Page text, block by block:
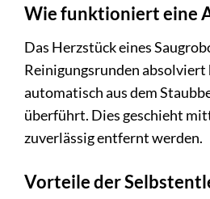
Wie funktioniert eine
Das Herzstück eines
Reinigungsrunden
automatisch aus dem
überführt. Dies geschieht
zuverlässig entfernt werden.
Vorteile der